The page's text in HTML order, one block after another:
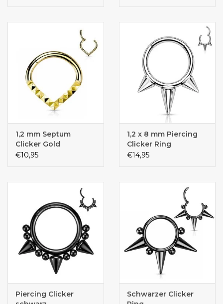
1,2 mm Septum
Clicker Gold
€10,95
1,2 x 8 mm Piercing
Clicker Ring
€14,95
Piercing Clicker
Schwarzer Clicker